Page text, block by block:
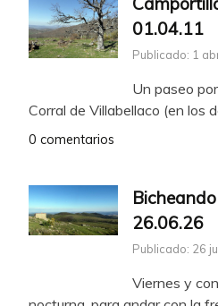
01.04.11
Publicado: 1
Un paseo
Corral de Villabellaco (en los
0 comentarios
26.06.26
Publicado: 26
Viernes y